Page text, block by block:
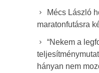
Mécs László
maratonfutásra
“Nekem a
hányan nem